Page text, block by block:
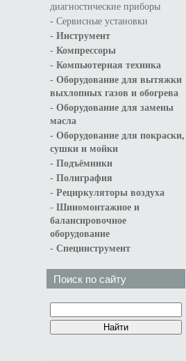
диагностические приборы
- Сервисные установки
- Инструмент
- Компрессоры
- Компьютерная техника
- Оборудование для вытяжки
выхлопных газов и обогрева
- Оборудование для замены
масла
- Оборудование для покраски,
сушки и мойки
- Подъёмники
- Полиграфия
- Рециркуляторы воздуха
- Шиномонтажное и
балансировочное
оборудование
- Специнструмент
Поиск по сайту